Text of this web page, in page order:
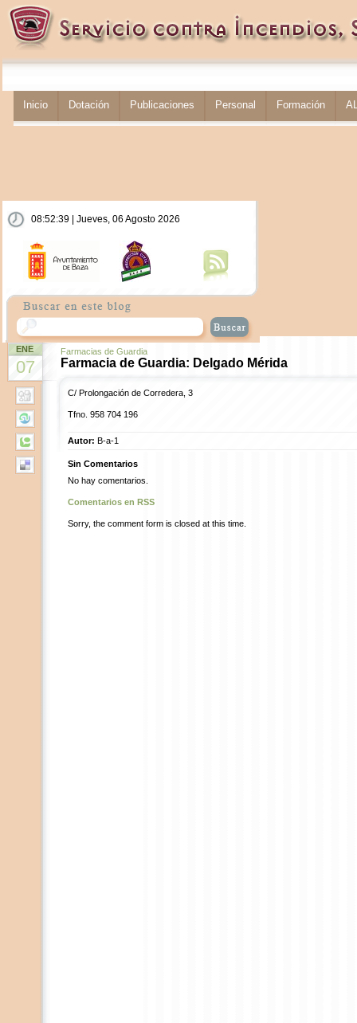
Inicio Dotación Publicaciones Personal Formación
08:52:40 | Jueves, 06 Agosto 2026
ENE
07
Farmacias de Guardia
Farmacia de Guardia: Delgado Mérida
C/ Prolongación de Corredera, 3
Tfno. 958 704 196
Autor: B-a-1
Sin Comentarios
No hay comentarios.
Comentarios en RSS
Sorry, the comment form is closed at this time.